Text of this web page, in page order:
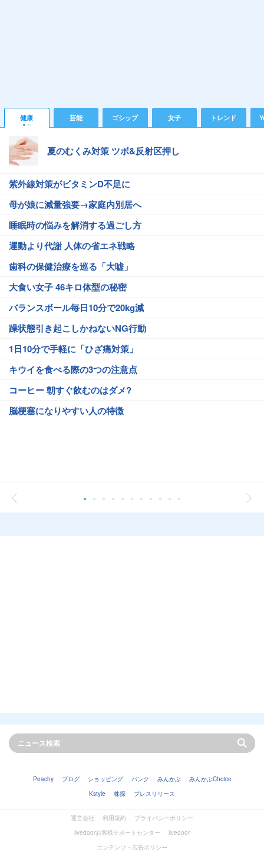
健康 芸能 ゴシップ 女子 トレンド
夏のむくみ対策 ツボ&反射区押し
紫外線対策がビタミンD不足に
母が娘に減量強要→家庭内別居へ
睡眠時の悩みを解消する過ごし方
運動より代謝 人体の省エネ戦略
歯科の保健治療を巡る「大嘘」
大食い女子 46キロ体型の秘密
バランスボール毎日10分で20kg減
躁状態引き起こしかねないNG行動
1日10分で手軽に「ひざ痛対策」
キウイを食べる際の3つの注意点
コーヒー 朝すぐ飲むのはダメ?
脳梗塞になりやすい人の特徴
Peachy ブログ ショッピング バンク みんかぶ
みんかぶChoice
Kstyle
株探 プレスリリース
運営会社 利用規約
プライバシーポリシー
livedoorお客様サポートセンター
livedoor
コンテンツ・広告ポリシー